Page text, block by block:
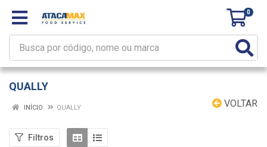
0
QUALLY
VOLTAR
INÍCIO QUALLY
Filtros